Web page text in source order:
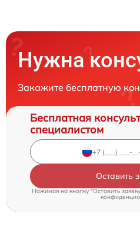
Нужна
Закажите бесплатную
Бесплатная
специалистом
Оставить
Нажимая на кнопку "Оставить